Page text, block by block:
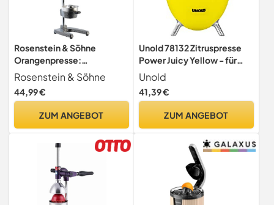
Rosenstein & Söhne
Orangenpresse:
Professionelle Hebel-
Zitruspresse "Premium",
Hammerschlag lackiert, XL
Granatapfelpresse, Hand)
Rosenstein & Söhne
44,99 €
ZUM ANGEBOT
Unold 78132 Zitruspresse
Power Juicy Yellow - für
große und kleine
Zitrusfrüchte, 1100W Motor
für perfekte Saft-
Auslauf, komplett
spülmaschinengeeignet,
Unold
41,39 €
ZUM ANGEBOT